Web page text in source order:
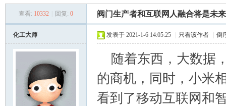
› ›
查看: 10332 回复: 0 阀门生产者和互联网人融合将是未
化工大师 发表于 2021-1-6 14:05:25 只看该作者 倒
随着东西，大数据
的商机，同时，小米
看到了移动互联网和